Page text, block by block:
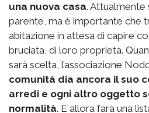
una nuova casa. Attualmente
parente, ma è importante che
abitazione in attesa di capire
bruciata, di loro proprietà.
sarà scelta, l’associazione
comunità dia ancora il suo
arredi e ogni altro oggetto
normalità. E allora farà una